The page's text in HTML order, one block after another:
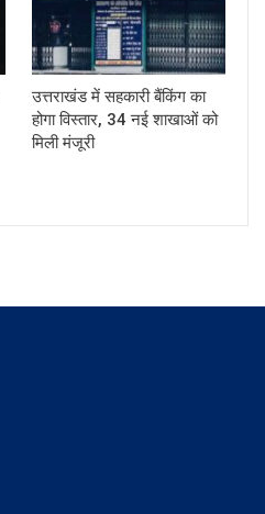
उत्तराखंड में सहकारी बैंकिंग का
होगा विस्तार, 34 नई शाखाओं को
मिली मंजूरी